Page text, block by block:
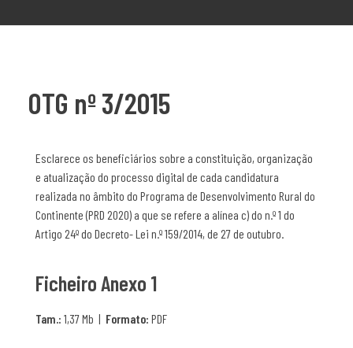
OTG nº 3/2015
Esclarece os beneficiários sobre a constituição, organização
e atualização do processo digital de cada candidatura
realizada no âmbito do Programa de Desenvolvimento Rural do
Continente (PRD 2020) a que se refere a alínea c) do n.º 1 do
Artigo 24º do Decreto- Lei n.º 159/2014, de 27 de outubro.
Ficheiro Anexo 1
Tam.: 1,37 Mb | Formato: PDF